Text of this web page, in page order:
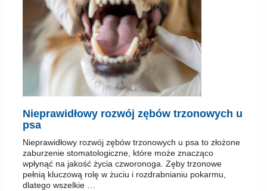
Nieprawidłowy rozwój zębów trzonowych u
psa
Nieprawidłowy rozwój zębów trzonowych u psa to złożone
zaburzenie stomatologiczne, które może znacząco
wpłynąć na jakość życia czworonoga. Zęby trzonowe
pełnią kluczową rolę w żuciu i rozdrabnianiu pokarmu,
dlatego wszelkie …